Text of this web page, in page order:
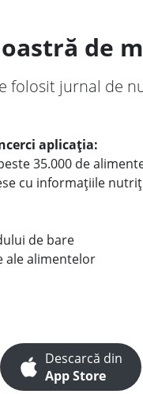
de
folosit jurnal de
aplicația:
35.000 de
cu informațiile
de bare
ale alimentelor
Descarcă din
App Store